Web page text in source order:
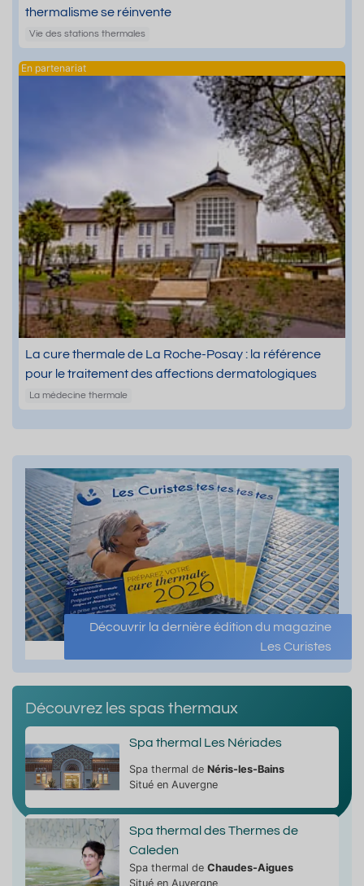
thermalisme se réinvente
Vie des stations thermales
La cure thermale de La Roche-Posay : la référence
pour le traitement des affections dermatologiques
La médecine thermale
Découvrir la dernière édition du magazine
Les Curistes
Découvrez les spas thermaux
Spa thermal Les Nériades
Spa thermal de Néris-les-Bains
Situé en Auvergne
Spa thermal des Thermes de
Caleden
Spa thermal de Chaudes-Aigues
Situé en Auvergne